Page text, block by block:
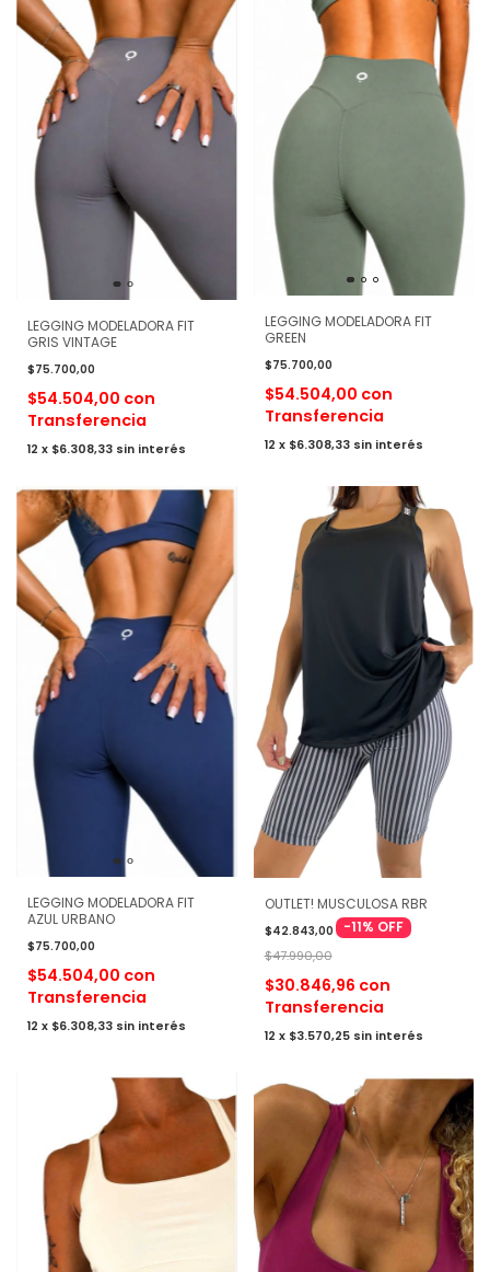
LEGGING MODELADORA FIT
GRIS VINTAGE
$75.700,00
$54.504,00 con
Transferencia
12 x $6.308,33 sin interés
LEGGING MODELADORA FIT
GREEN
$75.700,00
$54.504,00 con
Transferencia
12 x $6.308,33 sin interés
LEGGING MODELADORA FIT
AZUL URBANO
$75.700,00
$54.504,00 con
Transferencia
12 x $6.308,33 sin interés
OUTLET! MUSCULOSA RBR
$42.843,00 -11% OFF
$47.990,00
$30.846,96 con
Transferencia
12 x $3.570,25 sin interés